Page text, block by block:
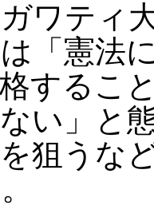
ワティ
「憲法
するこ
い」と
狙うな